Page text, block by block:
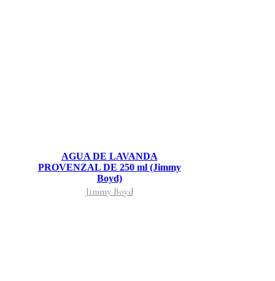
AGUA DE LAVANDA
PROVENZAL DE 250 ml (Jimmy
Boyd)
Jimmy Boyd